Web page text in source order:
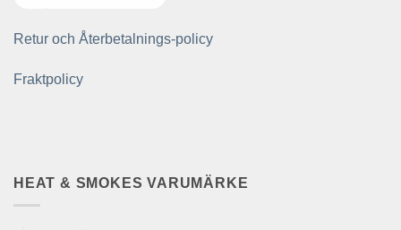
Retur och Återbetalnings-policy
Fraktpolicy
HEAT & SMOKES VARUMÄRKE